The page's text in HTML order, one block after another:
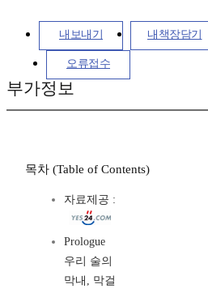
내보내기 내책장담기
오류접수
부가정보
목차 (Table of Contents)
자료제공 :
Prologue
우리 술의
막내, 막걸